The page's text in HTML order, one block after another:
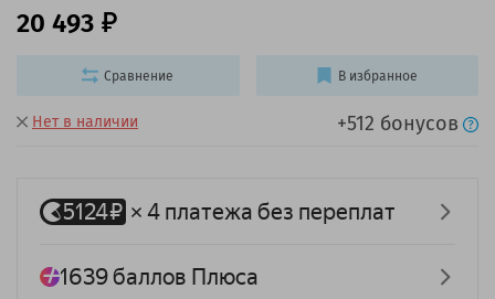
Нет в наличии +512 бонусов
20 493
Сравнение В избранное